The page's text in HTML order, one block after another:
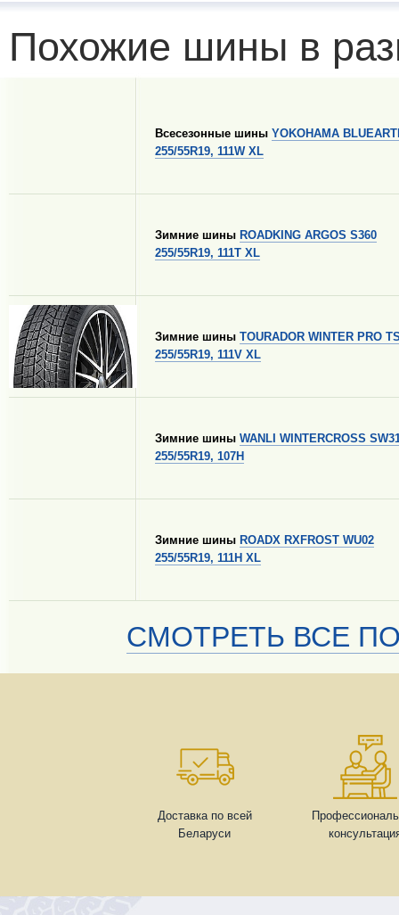
Похожие шины в
Всесезонные шины YOKOHAMA
255/55R19, 111W XL
Зимние шины ROADKING ARGOS S360
255/55R19, 111T XL
Зимние шины TOURADOR WINTER PRO
255/55R19, 111V XL
Зимние шины WANLI WINTERCROSS
255/55R19, 107H
Зимние шины ROADX RXFROST WU02
255/55R19, 111H XL
СМОТРЕТЬ ВСЕ
Доставка по всей
Беларуси